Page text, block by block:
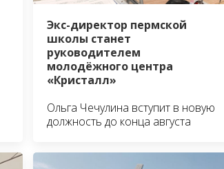
Экс-директор пермской
школы станет
руководителем
молодёжного центра
«Кристалл»
Ольга Чечулина вступит в новую
должность до конца августа